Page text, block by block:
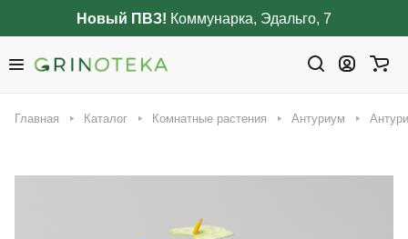
Новый ПВЗ! Коммунарка, Эдальго, 7
Главная Каталог Комнатные растения Антуриум